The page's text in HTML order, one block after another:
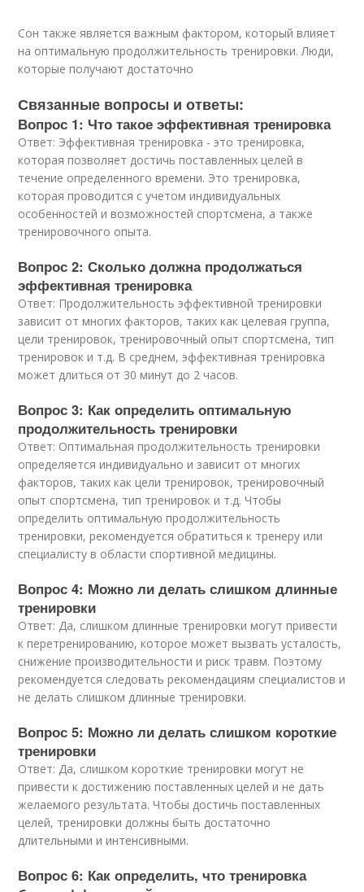
Сон также является важным фактором, который влияет
на оптимальную продолжительность тренировки. Люди,
которые получают достаточно
Связанные вопросы и ответы:
Вопрос 1: Что такое эффективная тренировка
Ответ: Эффективная тренировка - это тренировка,
которая позволяет достичь поставленных целей в
течение определенного времени. Это тренировка,
которая проводится с учетом индивидуальных
особенностей и возможностей спортсмена, а также
тренировочного опыта.
Вопрос 2: Сколько должна продолжаться
эффективная тренировка
Ответ: Продолжительность эффективной тренировки
зависит от многих факторов, таких как целевая группа,
цели тренировок, тренировочный опыт спортсмена, тип
тренировок и т.д. В среднем, эффективная тренировка
может длиться от 30 минут до 2 часов.
Вопрос 3: Как определить оптимальную
продолжительность тренировки
Ответ: Оптимальная продолжительность тренировки
определяется индивидуально и зависит от многих
факторов, таких как цели тренировок, тренировочный
опыт спортсмена, тип тренировок и т.д. Чтобы
определить оптимальную продолжительность
тренировки, рекомендуется обратиться к тренеру или
специалисту в области спортивной медицины.
Вопрос 4: Можно ли делать слишком длинные
тренировки
Ответ: Да, слишком длинные тренировки могут привести
к перетренированию, которое может вызвать усталость,
снижение производительности и риск травм. Поэтому
рекомендуется следовать рекомендациям специалистов и
не делать слишком длинные тренировки.
Вопрос 5: Можно ли делать слишком короткие
тренировки
Ответ: Да, слишком короткие тренировки могут не
привести к достижению поставленных целей и не дать
желаемого результата. Чтобы достичь поставленных
целей, тренировки должны быть достаточно
длительными и интенсивными.
Вопрос 6: Как определить, что тренировка